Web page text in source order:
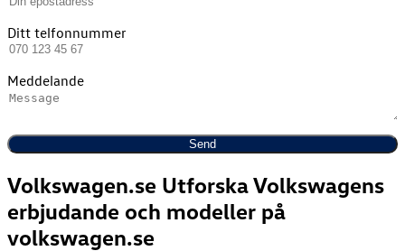
Ditt telfonnummer
Meddelande
Volkswagen.se Utforska Volkswagens
erbjudande och modeller på
volkswagen.se